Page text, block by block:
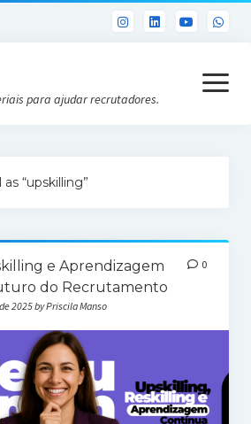
para ajudar recrutadores.
open
menu
“upskilling”
e Aprendizagem
do Recrutamento
2025 by Priscila Manso
0